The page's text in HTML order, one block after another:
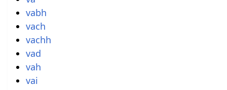
vabh
vach
vachh
vad
vah
vai